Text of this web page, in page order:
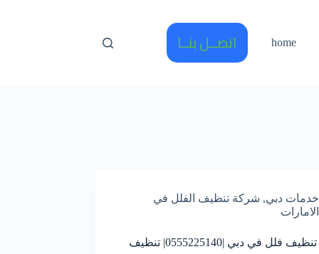
home اتصــل بنــا
خدمات دبي, شركة تنظيف الفلل في
الامارات
شركه تنظيف فلل في دبي |0555225140| تنظيف